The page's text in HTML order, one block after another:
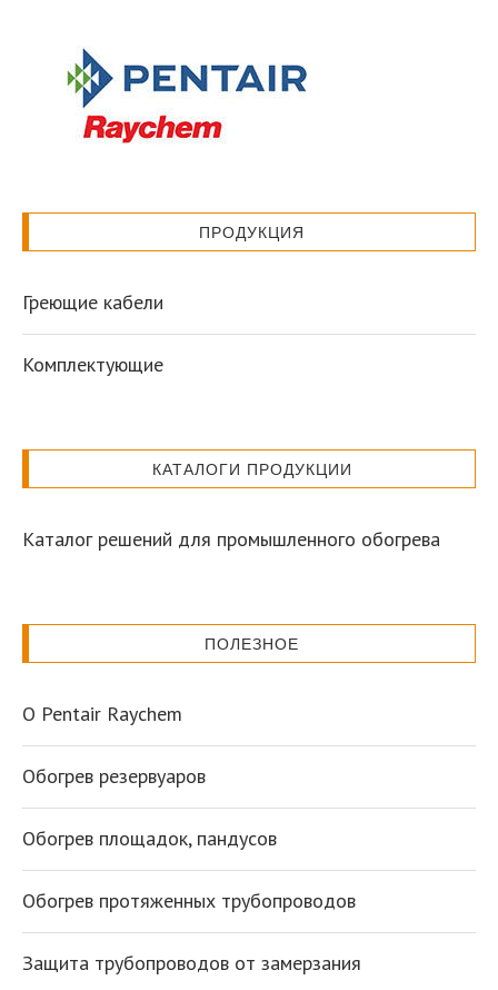
ПРОДУКЦИЯ
Греющие кабели
Комплектующие
КАТАЛОГИ ПРОДУКЦИИ
Каталог решений для промышленного обогрева
ПОЛЕЗНОЕ
О Pentair Raychem
Обогрев резервуаров
Обогрев площадок, пандусов
Обогрев протяженных трубопроводов
Защита трубопроводов от замерзания